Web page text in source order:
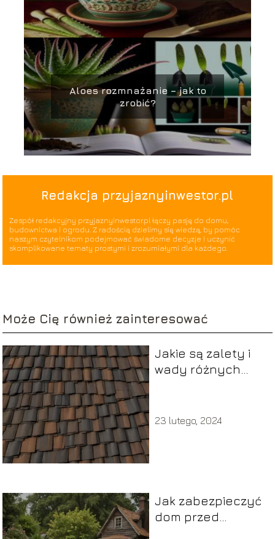
Aloes rozmnażanie – jak to
zrobić?
Redakcja przyjaznyinwestor.pl
Zespół redakcyjny przyjaznyinwestor.pl łączy pasję do domu,
budownictwa i ogrodu. Z radością dzielimy się wiedzą, by pomóc
naszym czytelnikom podejmować świadome decyzje i uczynić
skomplikowane tematy prostymi i zrozumiałymi dla każdego.
Może Cię również zainteresować
Jakie są zalety i
wady różnych
23 lutego, 2024
Jak zabezpieczyć
dom przed